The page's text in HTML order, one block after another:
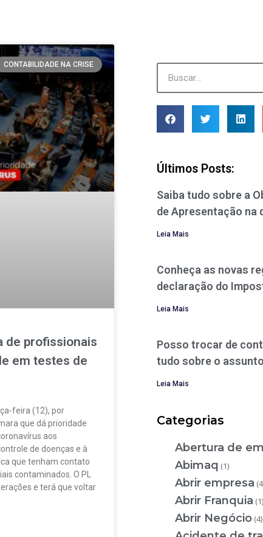
CONTABILIDADE NA CRISE
de profissionais
em testes de
feira (12), por
que dá prioridade
aos
de doenças e à
que tenham contato
contaminados. O PL
e terá que voltar
Últimos Posts:
Saiba tudo sobre a
de Apresentação na
Leia Mais
Conheça as novas
declaração do
Leia Mais
Posso trocar de
tudo sobre o
Leia Mais
Categorias
Abertura de
Abimaq (1)
Abrir empresa
Abrir Franquia (1)
Abrir Negócio (4)